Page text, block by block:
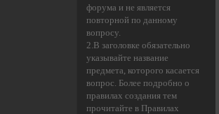
форума и не является
повторной по данному
вопросу.
2.В заголовке обязательно
указывайте название
предмета, которого касается
вопрос. Более подробно о
правилах создания тем
прочитайте в Правилах